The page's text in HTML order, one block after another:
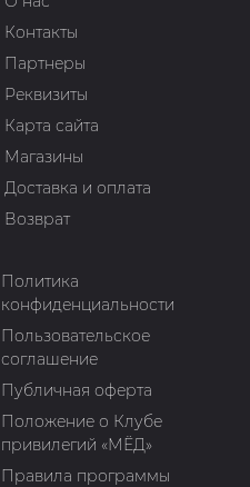
Контакты
Партнеры
Реквизиты
Карта сайта
Магазины
Доставка и оплата
Возврат
Политика
конфиденциальности
Пользовательское
соглашение
Публичная оферта
Положение о Клубе
привилегий «МЁД»
Правила программы